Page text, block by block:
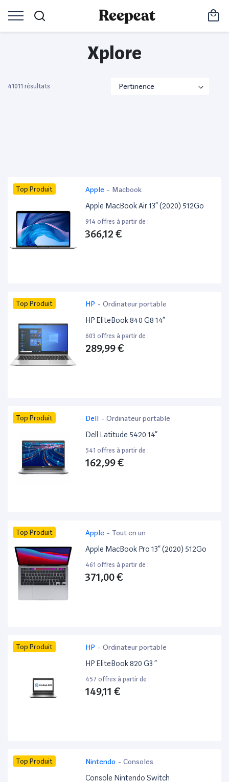
Xplore
41011 résultats
Top Produit Apple - Macbook
Apple MacBook Air 13” (2020) 512Go
914 offres à partir de :
366,12 €
Top Produit HP - Ordinateur portable
HP EliteBook 840 G8 14”
603 offres à partir de :
289,99 €
Top Produit Dell - Ordinateur portable
Dell Latitude 5420 14”
541 offres à partir de :
162,99 €
Top Produit Apple - Tout en un
Apple MacBook Pro 13” (2020) 512Go
461 offres à partir de :
371,00 €
Top Produit HP - Ordinateur portable
HP EliteBook 820 G3 ”
457 offres à partir de :
149,11 €
Top Produit Nintendo - Consoles
Console Nintendo Switch